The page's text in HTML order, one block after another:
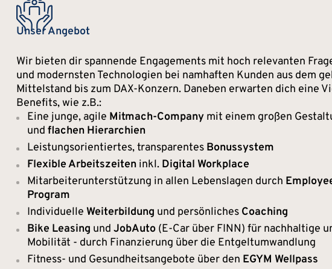
Unser Angebot
Wir bieten dir spannende Engagements mit hoch relevanten
und modernsten Technologien bei namhaften Kunden aus dem
Mittelstand bis zum DAX-Konzern. Daneben erwarten dich eine
Benefits, wie z.B.:
Eine junge, agile Mitmach-Company mit einem großen
und flachen Hierarchien
Leistungsorientiertes, transparentes Bonussystem
Flexible Arbeitszeiten inkl. Digital Workplace
Mitarbeiterunterstützung in allen Lebenslagen durch
Program
Individuelle Weiterbildung und persönliches Coaching
Bike Leasing und JobAuto (E-Car über FINN) für nachhaltige
Mobilität - durch Finanzierung über die Entgeltumwandlung
Fitness- und Gesundheitsangebote über den EGYM Wellpass